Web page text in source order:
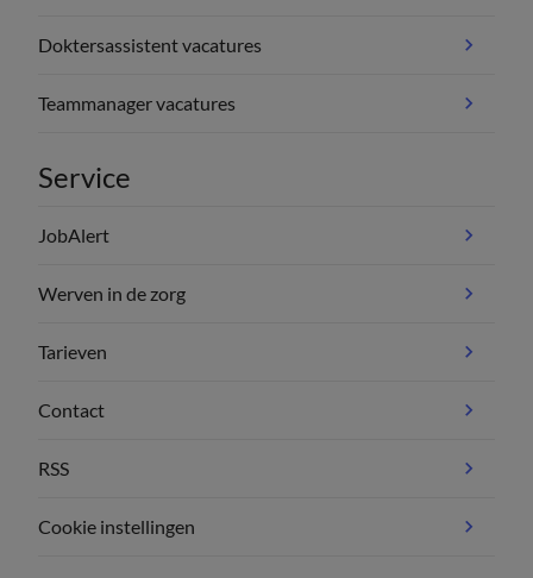
Doktersassistent vacatures
Teammanager vacatures
Service
JobAlert
Werven in de zorg
Tarieven
Contact
RSS
Cookie instellingen